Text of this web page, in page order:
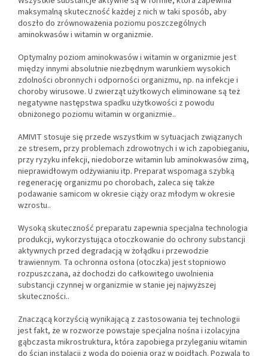
maksymalną skuteczność każdej z nich w taki sposób, aby
doszło do zrównoważenia poziomu poszczególnych
aminokwasów i witamin w organizmie.
Optymalny poziom aminokwasów i witamin w organizmie jest
między innymi absolutnie niezbędnym warunkiem wysokich
zdolności obronnych i odporności organizmu, np. na infekcje i
choroby wirusowe. U zwierząt użytkowych eliminowane są też
negatywne następstwa spadku użytkowości z powodu
obniżonego poziomu witamin w organizmie..
AMIVIT stosuje się przede wszystkim w sytuacjach związanych
ze stresem, przy problemach zdrowotnych i w ich zapobieganiu,
przy ryzyku infekcji, niedoborze witamin lub aminokwasów zimą,
nieprawidłowym odżywianiu itp. Preparat wspomaga szybką
regenerację organizmu po chorobach, zaleca się także
podawanie samicom w okresie ciąży oraz młodym w okresie
wzrostu..
Wysoką skuteczność preparatu zapewnia specjalna technologia
produkcji, wykorzystująca otoczkowanie do ochrony substancji
aktywnych przed degradacją w żołądku i przewodzie
trawiennym. Ta ochronna osłona (otoczka) jest stopniowo
rozpuszczana, aż dochodzi do całkowitego uwolnienia
substancji czynnej w organizmie w stanie jej najwyższej
skuteczności..
Znaczącą korzyścią wynikającą z zastosowania tej technologii
jest fakt, że w rozworze powstaje specjalna nośna i izolacyjna
gąbczasta mikrostruktura, która zapobiega przyleganiu witamin